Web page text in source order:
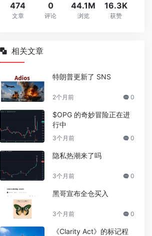
474
文章
0
评论
44.1M
浏览
16.3K
获赞
相关文章
特朗普更新了 SNS
2个月前 0
$OPG 的奇妙冒险正在进
行中
3个月前 0
隐私热潮来了吗
3个月前 0
黑哥宣布全仓买入
3个月前 0
《Clarity Act》的标记程